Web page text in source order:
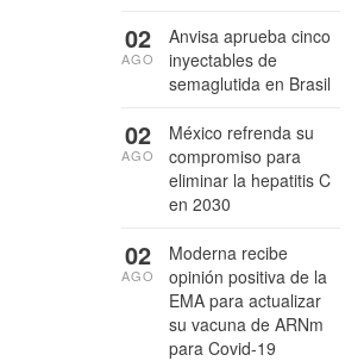
Anvisa aprueba cinco
inyectables de
semaglutida en Brasil
02
AGO
México refrenda su
compromiso para
eliminar la hepatitis C
en 2030
02
AGO
Moderna recibe
opinión positiva de la
EMA para actualizar
su vacuna de ARNm
para Covid-19
02
AGO